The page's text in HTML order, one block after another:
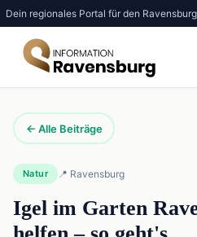
Dein regionales Portal für den
← Alle Beiträge
Natur 📍 Ravensburg
Igel im Garten